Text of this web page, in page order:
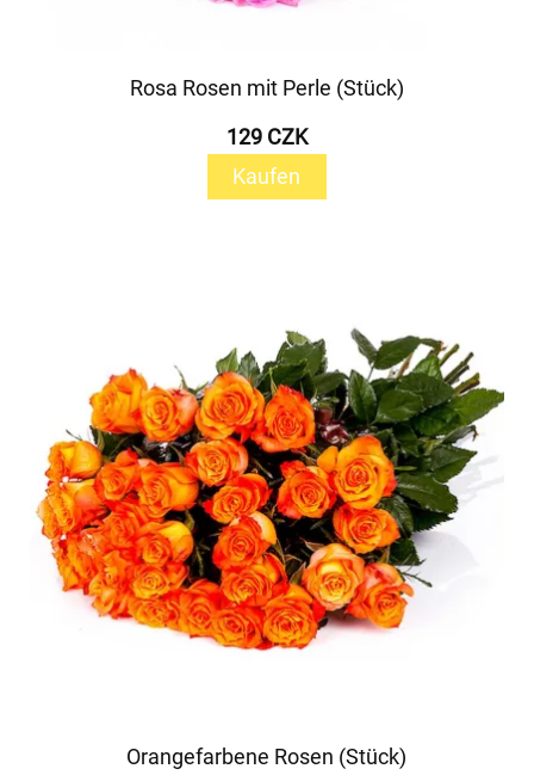
Rosa Rosen mit Perle (Stück)
129 CZK
Kaufen
Orangefarbene Rosen (Stück)